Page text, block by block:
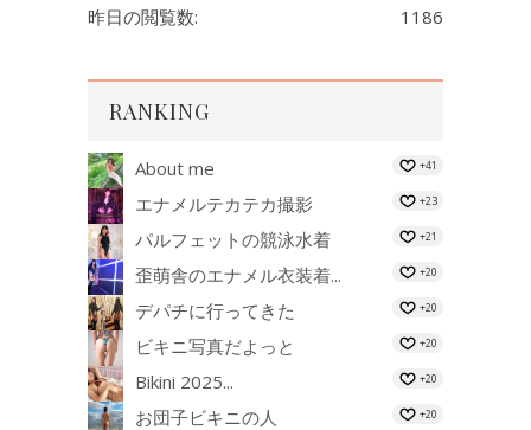
1186
昨日の閲覧数:
RANKING
About me +41
エナメルテカテカ撮影 +23
パルフェットの競泳水着 +21
歪萌舎のエナメル衣装着... +20
デパチに行ってきた +20
ビキニ写真だよっと +20
Bikini 2025... +20
お団子ビキニの人 +20